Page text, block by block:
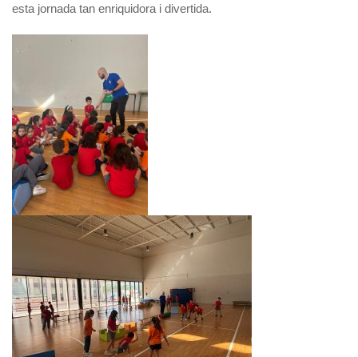
esta jornada tan enriquidora i divertida.